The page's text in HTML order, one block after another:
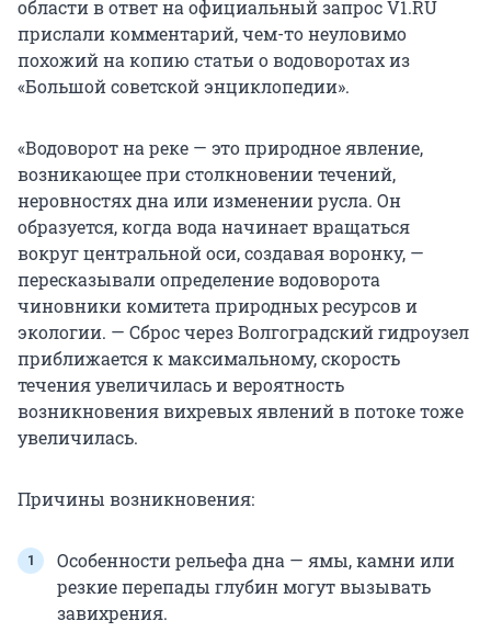
области в ответ на официальный запрос V1.RU
прислали комментарий, чем-то неуловимо
похожий на копию статьи о водоворотах из
«Большой советской энциклопедии».
«Водоворот на реке — это природное явление,
возникающее при столкновении течений,
неровностях дна или изменении русла. Он
образуется, когда вода начинает вращаться
вокруг центральной оси, создавая воронку, —
пересказывали определение водоворота
чиновники комитета природных ресурсов и
экологии. — Сброс через Волгоградский гидроузел
приближается к максимальному, скорость
течения увеличилась и вероятность
возникновения вихревых явлений в потоке тоже
увеличилась.
Причины возникновения:
Особенности рельефа дна — ямы, камни или
резкие перепады глубин могут вызывать
завихрения.